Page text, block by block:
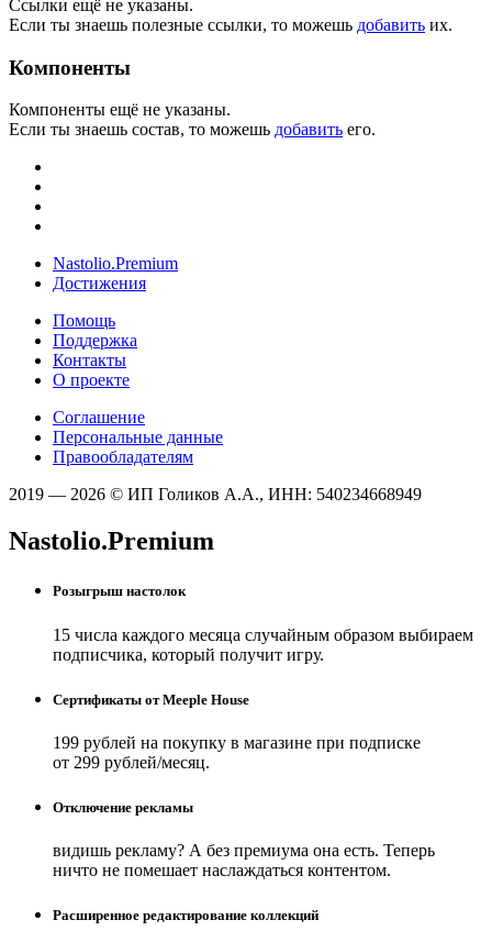
Ссылки ещё не указаны.
Если ты знаешь полезные ссылки, то можешь добавить их.
Компоненты
Компоненты ещё не указаны.
Если ты знаешь состав, то можешь добавить его.
Nastolio.Premium
Достижения
Помощь
Поддержка
Контакты
О проекте
Соглашение
Персональные данные
Правообладателям
2019 — 2026 © ИП Голиков А.А., ИНН: 540234668949
Nastolio.Premium
Розыгрыш настолок
15 числа каждого месяца случайным образом выбираем
подписчика, который получит игру.
Сертификаты от Meeple House
199 рублей на покупку в магазине при подписке
от 299 рублей/месяц.
Отключение рекламы
видишь рекламу? А без премиума она есть. Теперь
ничто не помешает наслаждаться контентом.
Расширенное редактирование коллекций